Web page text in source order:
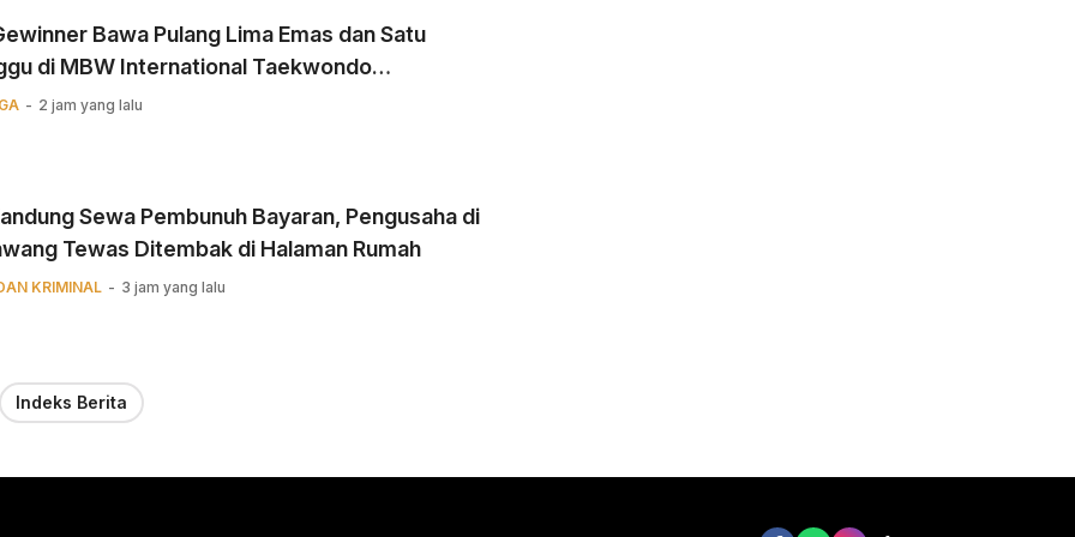
Bawa Pulang Lima Emas dan Satu
di MBW International Taekwondo
2 jam yang lalu
Sewa Pembunuh Bayaran, Pengusaha di
Tewas Ditembak di Halaman Rumah
KRIMINAL 3 jam yang lalu
Indeks Berita